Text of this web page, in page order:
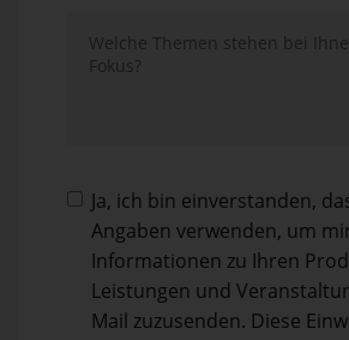
Ja, ich bin einverstanden,
Angaben verwenden, um
Informationen zu Ihren
Leistungen und
Mail zuzusenden. Diese